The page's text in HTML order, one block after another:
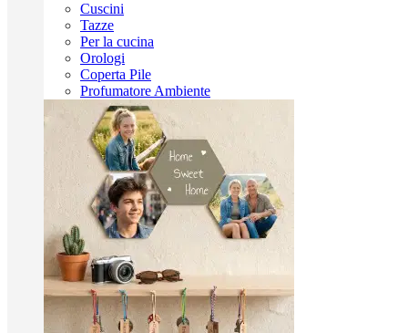
Cuscini
Tazze
Per la cucina
Orologi
Coperta Pile
Profumatore Ambiente